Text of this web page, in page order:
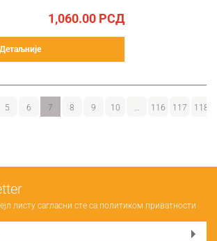
1,060.00 РСД
Детаљније
5 6 7 8 9 10 116 117 118
листу сагласни сте са политиком приватности